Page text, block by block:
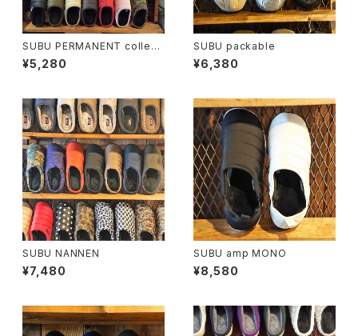
SUBU PERMANENT collecti
on
¥5,280
SUBU packable
¥6,380
SUBU NANNEN
¥7,480
SUBU amp MONO
¥8,580